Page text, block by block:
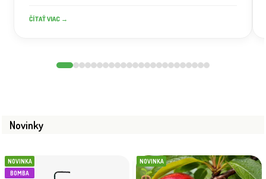
ČÍTAŤ VIAC →
Novinky
NOVINKA
BOMBA
NOVINKA